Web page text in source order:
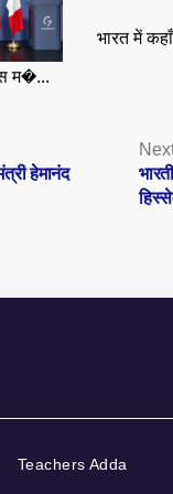
म�...
भारत में
हेमानंद
Teachers Adda